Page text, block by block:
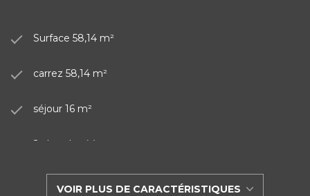
Surface 58,14 m²
carrez 58,14 m²
séjour 16 m²
2 chambre(s)
VOIR PLUS DE CARACTÉRISTIQUES